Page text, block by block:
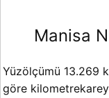
Manisa
Yüzölçümü 13.269
göre